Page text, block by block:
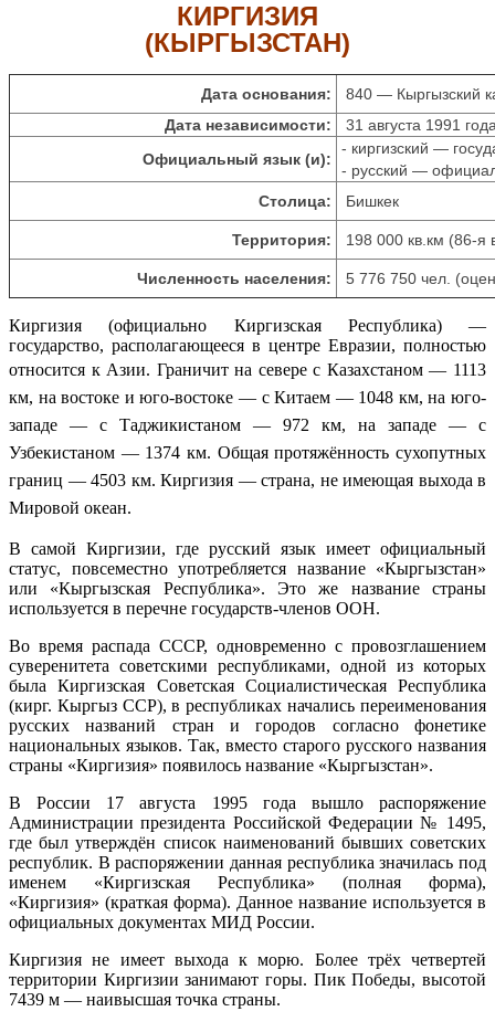
КИРГИЗИЯ
(КЫРГЫЗСТАН)
Дата основания:
840 — Кыргызский
Дата независимости:
31 августа 1991
Официальный язык (и):
- киргизский —
- русский —
Столица:
Бишкек
Территория: 198 000 кв.км (86-я
Численность населения: 5 776 750 чел.
Киргизия (официально Киргизская Республика) —
государство, располагающееся в центре Евразии, полностью
относится к Азии. Граничит на севере с Казахстаном — 1113
км, на востоке и юго-востоке — с Китаем — 1048 км, на юго-
западе — с Таджикистаном — 972 км, на западе — с
Узбекистаном — 1374 км. Общая протяжённость сухопутных
границ — 4503 км. Киргизия — страна, не имеющая выхода в
Мировой океан.
В самой Киргизии, где русский язык имеет официальный
статус, повсеместно употребляется название «Кыргызстан»
или «Кыргызская Республика». Это же название страны
используется в перечне государств-членов ООН.
Во время распада СССР, одновременно с провозглашением
суверенитета советскими республиками, одной из которых
была Киргизская Советская Социалистическая Республика
(кирг. Кыргыз ССР), в республиках начались переименования
русских названий стран и городов согласно фонетике
национальных языков. Так, вместо старого русского названия
страны «Киргизия» появилось название «Кыргызстан».
В России 17 августа 1995 года вышло распоряжение
Администрации президента Российской Федерации № 1495,
где был утверждён список наименований бывших советских
республик. В распоряжении данная республика значилась под
именем «Киргизская Республика» (полная форма),
«Киргизия» (краткая форма). Данное название используется в
официальных документах МИД России.
Киргизия не имеет выхода к морю. Более трёх четвертей
территории Киргизии занимают горы. Пик Победы, высотой
7439 м — наивысшая точка страны.